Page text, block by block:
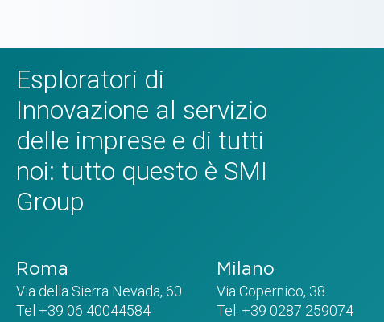
Esploratori di
Innovazione al servizio
delle imprese e di tutti
noi: tutto questo è SMI
Group
Roma
Via della Sierra Nevada, 60
Tel +39 06 40044584
Milano
Via Copernico, 38
Tel. +39 0287 259074